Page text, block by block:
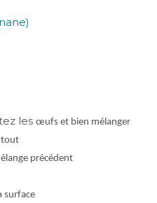
les œufs et bien mélanger
tout
précédent
surface